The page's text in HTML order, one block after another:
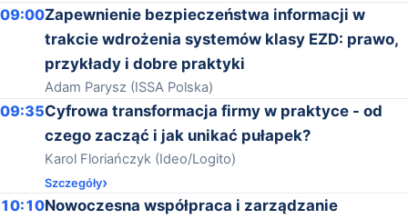
09:00Zapewnienie bezpieczeństwa informacji w
trakcie wdrożenia systemów klasy EZD: prawo,
przykłady i dobre praktyki
Adam Parysz (ISSA Polska)
09:35Cyfrowa transformacja firmy w praktyce - od
czego zacząć i jak unikać pułapek?
Karol Floriańczyk (Ideo/Logito)
Szczegóły
10:10Nowoczesna współpraca i zarządzanie